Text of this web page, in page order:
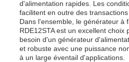
d'alimentation rapides. Les
facilitent en outre des
Dans l'ensemble, le générateur à
RDE12STA est un excellent choix
besoin d'un générateur
et robuste avec une puissance
à un large éventail d'applications.